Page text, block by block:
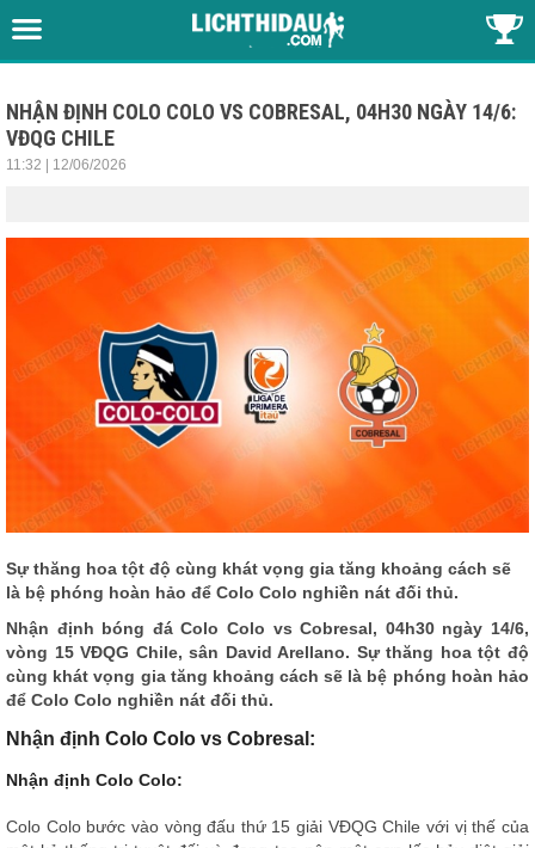
NHẬN ĐỊNH COLO COLO VS COBRESAL, 04H30 NGÀY 14/6:
VĐQG CHILE
11:32 | 12/06/2026
Sự thăng hoa tột độ cùng khát vọng gia tăng khoảng cách sẽ
là bệ phóng hoàn hảo để Colo Colo nghiền nát đối thủ.
Nhận định bóng đáColo Colo vs Cobresal, 04h30 ngày 14/6,
vòng 15 VĐQG Chile, sân David Arellano. Sự thăng hoa tột độ
cùng khát vọng gia tăng khoảng cách sẽ là bệ phóng hoàn hảo
để Colo Colo nghiền nát đối thủ.
Nhận định Colo Colo vs Cobresal:
Nhận định Colo Colo:
Colo Colo bước vào vòng đấu thứ 15 giải VĐQG Chile với vị thế của